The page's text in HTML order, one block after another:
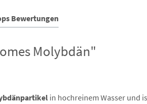
Bewertungen
Molybdän"
in hochreinem Wasser und